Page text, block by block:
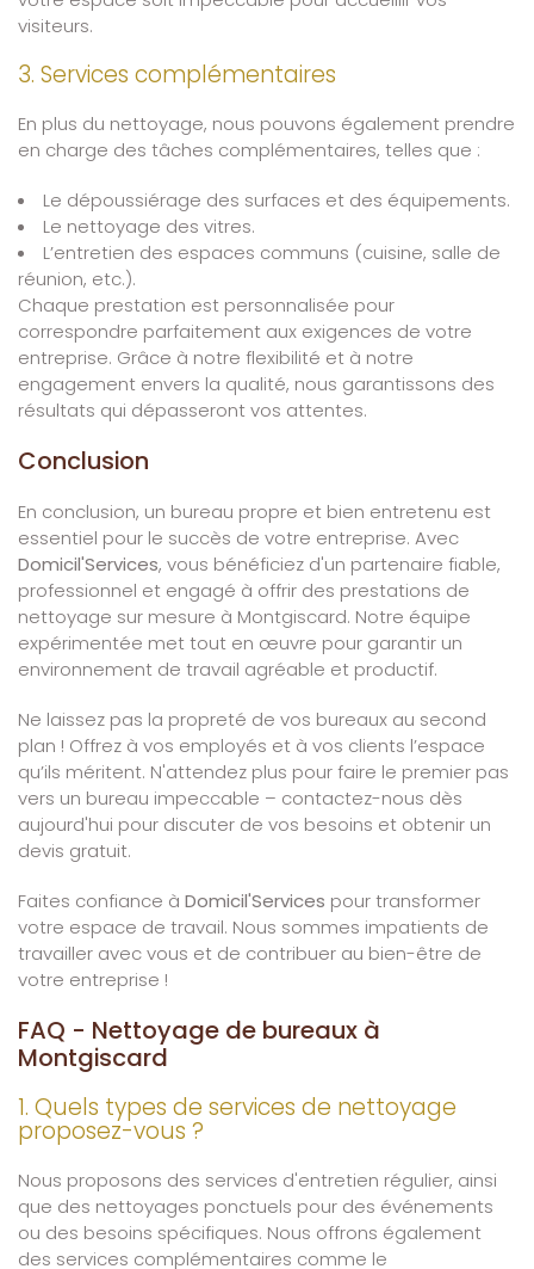
visiteurs.
3. Services complémentaires
En plus du nettoyage, nous pouvons également prendre
en charge des tâches complémentaires, telles que :
Le dépoussiérage des surfaces et des équipements.
Le nettoyage des vitres.
L’entretien des espaces communs (cuisine, salle de
réunion, etc.).
Chaque prestation est personnalisée pour
correspondre parfaitement aux exigences de votre
entreprise. Grâce à notre flexibilité et à notre
engagement envers la qualité, nous garantissons des
résultats qui dépasseront vos attentes.
Conclusion
En conclusion, un bureau propre et bien entretenu est
essentiel pour le succès de votre entreprise. Avec
Domicil'Services, vous bénéficiez d'un partenaire fiable,
professionnel et engagé à offrir des prestations de
nettoyage sur mesure à Montgiscard. Notre équipe
expérimentée met tout en œuvre pour garantir un
environnement de travail agréable et productif.
Ne laissez pas la propreté de vos bureaux au second
plan ! Offrez à vos employés et à vos clients l’espace
qu’ils méritent. N'attendez plus pour faire le premier pas
vers un bureau impeccable – contactez-nous dès
aujourd'hui pour discuter de vos besoins et obtenir un
devis gratuit.
Faites confiance à Domicil'Services pour transformer
votre espace de travail. Nous sommes impatients de
travailler avec vous et de contribuer au bien-être de
votre entreprise !
FAQ - Nettoyage de bureaux à
Montgiscard
1. Quels types de services de nettoyage
proposez-vous ?
Nous proposons des services d'entretien régulier, ainsi
que des nettoyages ponctuels pour des événements
ou des besoins spécifiques. Nous offrons également
des services complémentaires comme le